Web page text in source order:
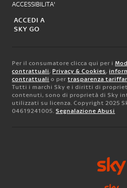
ACCESSIBILITA'
ACCEDI A
SKY GO
Per il consumatore clicca qui per i
contrattuali, Privacy & Cookies,
contrattuali o per trasparenza
Tutti i marchi Sky e i diritti di
contenuti, sono di proprietà di Sky
utilizzati su licenza. Copyright 2025
04619241005. Segnalazione Abusi